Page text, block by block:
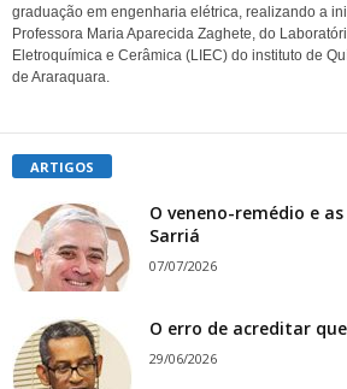
graduação em engenharia elétrica, realizando a
Professora Maria Aparecida Zaghete, do
Eletroquímica e Cerâmica (LIEC) do instituto de
de Araraquara.
ARTIGOS
O veneno-remédio e
Sarriá
07/07/2026
O erro de acreditar
29/06/2026